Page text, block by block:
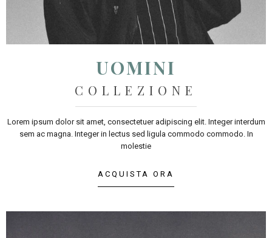
UOMINI
COLLEZIONE
Lorem ipsum dolor sit amet, consectetuer adipiscing elit. Integer interdum
sem ac magna. Integer in lectus sed ligula commodo commodo. In
molestie
ACQUISTA ORA